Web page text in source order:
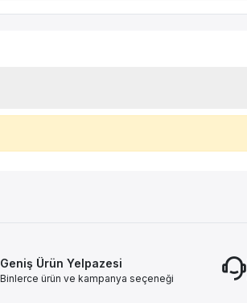
Geniş Ürün Yelpazesi
Binlerce ürün ve kampanya seçeneği